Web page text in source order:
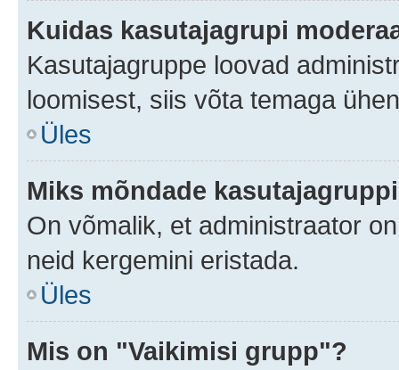
Kuidas kasutajagrupi
Kasutajagruppe loovad
loomisest, siis võta temaga
Üles
Miks mõndade
On võmalik, et administraator
neid kergemini eristada.
Üles
Mis on "Vaikimisi grupp"?